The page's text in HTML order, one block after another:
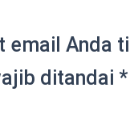
email Anda
ditandai *